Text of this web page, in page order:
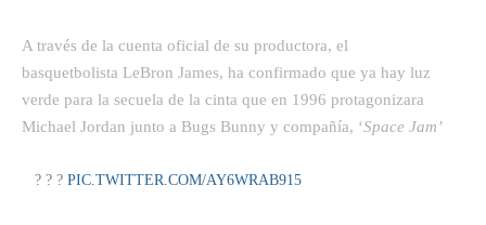
A través de la cuenta oficial de su productora, el
basquetbolista LeBron James, ha confirmado que ya hay luz
verde para la secuela de la cinta que en 1996 protagonizara
Michael Jordan junto a Bugs Bunny y compañía, ‘Space Jam’
? ? ?PIC.TWITTER.COM/AY6WRAB915